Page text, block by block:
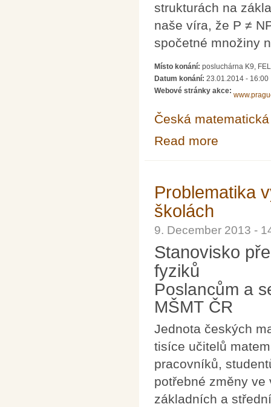
strukturách na
naše víra, že P ≠
spočetné množiny
Místo konání: posluchárna K9,
Datum konání: 23.01.2014 - 16:00
Webové stránky akce:
Česká
Read more
Problematika
školách
9. December 2013 -
Stanovisko
fyziků
Poslancům a
MŠMT ČR
Jednota českých
tisíce učitelů
pracovníků,
potřebné změny
základních a